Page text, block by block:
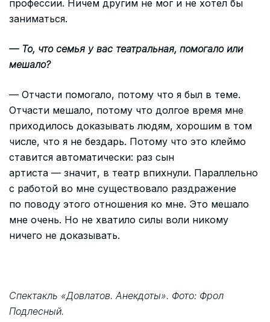
профессии. Ничем другим не мог и не хотел бы
заниматься.
— То, что семья у вас театральная, помогало или
мешало?
— Отчасти помогало, потому что я был в теме.
Отчасти мешало, потому что долгое время мне
приходилось доказывать людям, хорошим в том
числе, что я не бездарь. Потому что это клеймо
ставится автоматически: раз сын
артиста — значит, в театр впихнули. Параллельно
с работой во мне существовало раздражение
по поводу этого отношения ко мне. Это мешало
мне очень. Но не хватило силы воли никому
ничего не доказывать.
Спектакль «Довлатов. Анекдоты». Фото: Фрол
Подлесный.